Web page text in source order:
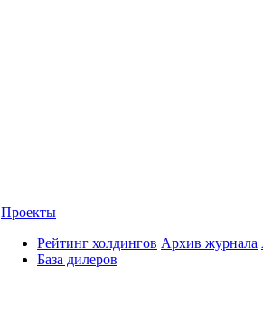
Проекты
Рейтинг холдингов
База дилеров
Архив журнала